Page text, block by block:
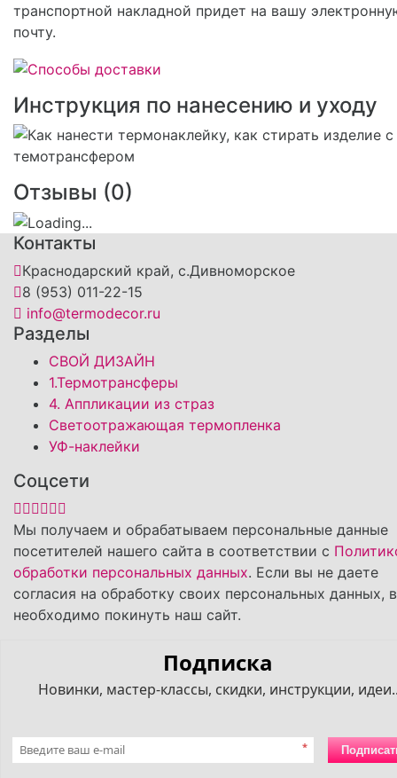
транспортной накладной придет на вашу
почту.
Инструкция по нанесению и уходу
Отзывы (0)
Контакты
Краснодарский край, с.Дивноморское
8 (953) 011-22-15
info@termodecor.ru
Разделы
СВОЙ ДИЗАЙН
1.Термотрансферы
4. Аппликации из страз
Светоотражающая термопленка
УФ-наклейки
Соцсети
Мы получаем и обрабатываем персональные данные
посетителей нашего сайта в соответствии с
обработки персональных данных. Если вы не даете
согласия на обработку своих персональных данных,
необходимо покинуть наш сайт.
Подписка
Новинки, мастер-классы, скидки, инструкции,
*